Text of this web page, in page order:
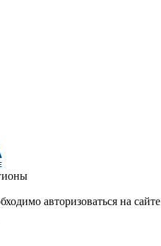
авторизоваться на сайте